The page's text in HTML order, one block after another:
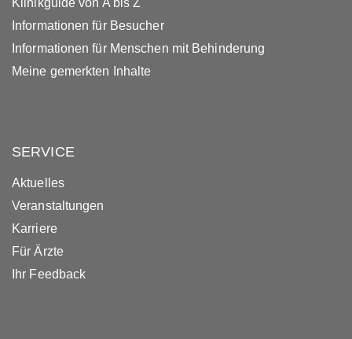
Klinikguide von A bis Z
Informationen für Besucher
Informationen für Menschen mit Behinderung
Meine gemerkten Inhalte
SERVICE
Aktuelles
Veranstaltungen
Karriere
Für Ärzte
Ihr Feedback